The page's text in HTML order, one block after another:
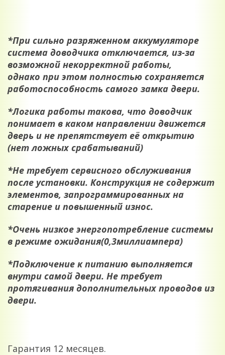
*При сильно разряженном аккумуляторе
система доводчика отключается, из-за
возможной некорректной работы,
однако при этом полностью сохраняется
работоспособность самого замка двери.
*Логика работы такова, что доводчик
понимает в каком направлении движется
дверь и не препятствует её открытию
(нет ложных срабатываний)
*Не требует сервисного обслуживания
после установки. Конструкция не содержит
элементов, запрограммированных на
старение и повышенный износ.
*Очень низкое энергопотребление системы
в режиме ожидания(0,3миллиампера)
*Подключение к питанию выполняется
внутри самой двери. Не требует
протягивания дополнительных проводов из
двери.
Гарантия 12 месяцев.